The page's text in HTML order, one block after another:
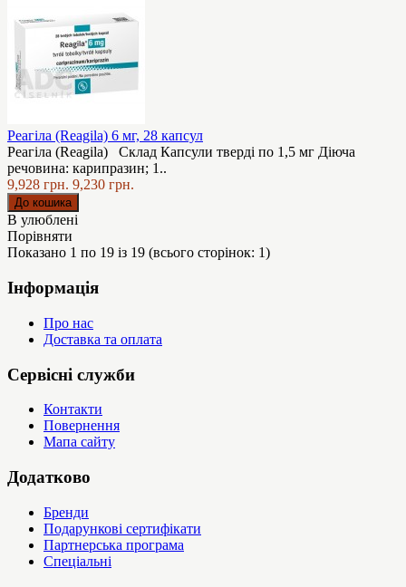
Реагіла (Reagila) 6 мг, 28 капсул
Реагіла (Reagila) Склад Капсули тверді по 1,5 мг Діюча
речовина: карипразин; 1..
9,928 грн. 9,230 грн.
В улюблені
Порівняти
Показано 1 по 19 із 19 (всього сторінок: 1)
Інформація
Про нас
Доставка та оплата
Сервісні служби
Контакти
Повернення
Мапа сайту
Додатково
Бренди
Подарункові сертифікати
Партнерська програма
Спеціальні